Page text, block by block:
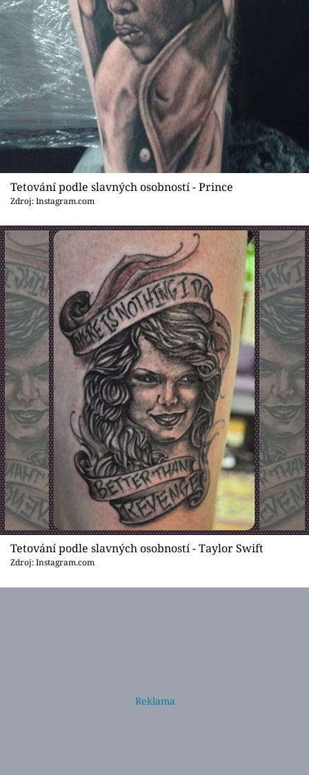
Tetování podle slavných osobností - Prince
Zdroj: Instagram.com
Tetování podle slavných osobností - Taylor Swift
Zdroj: Instagram.com